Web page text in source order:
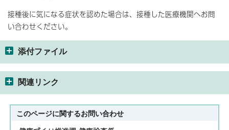
接種後に気になる症状を認めた場合は、接種した医療機関へお問
い合わせください。
添付ファイル
関連リンク
このページに関するお問い合わせ